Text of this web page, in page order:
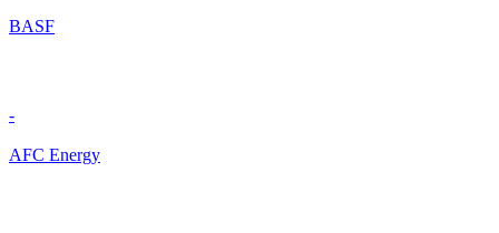
BASF
-
AFC Energy